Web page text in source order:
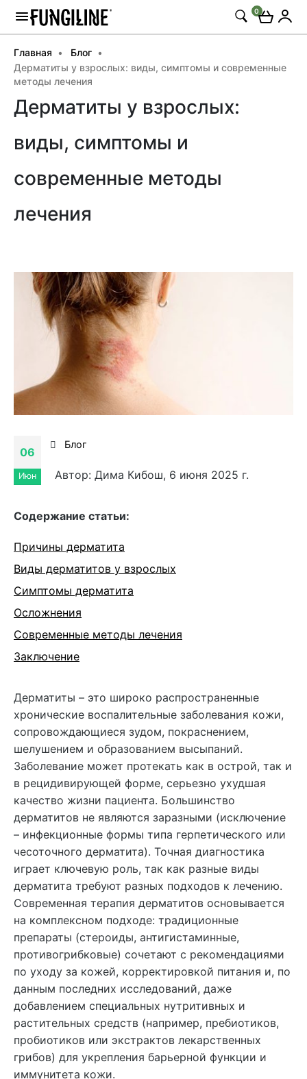
0
Главная
Блог
Дерматиты у взрослых: виды, симптомы и современные
методы лечения
Дерматиты у взрослых:
виды, симптомы и
современные методы
лечения
06
Июн
Блог
Автор: Дима Кибош, 6 июня 2025 г.
Cодержание статьи:
Причины дерматита
Виды дерматитов у взрослых
Симптомы дерматита
Осложнения
Современные методы лечения
Заключение
Дерматиты – это широко распространенные
хронические воспалительные заболевания кожи,
сопровождающиеся зудом, покраснением,
шелушением и образованием высыпаний.
Заболевание может протекать как в острой, так и
в рецидивирующей форме, серьезно ухудшая
качество жизни пациента. Большинство
дерматитов не являются заразными (исключение
– инфекционные формы типа герпетического или
чесоточного дерматита). Точная диагностика
играет ключевую роль, так как разные виды
дерматита требуют разных подходов к лечению.
Современная терапия дерматитов основывается
на комплексном подходе: традиционные
препараты (стероиды, антигистаминные,
противогрибковые) сочетают с рекомендациями
по уходу за кожей, корректировкой питания и, по
данным последних исследований, даже
добавлением специальных нутритивных и
растительных средств (например, пребиотиков,
пробиотиков или экстрактов лекарственных
грибов) для укрепления барьерной функции и
иммунитета кожи.